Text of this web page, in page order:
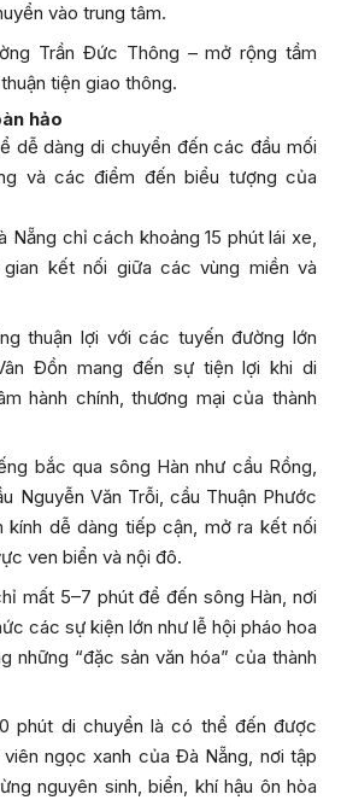
vào trung tâm.
Trần Đức Thông – mở rộng tầm
tiện giao thông.
hảo
dễ dàng di chuyển đến các đầu mối
và các điểm đến biểu tượng của
Nẵng chỉ cách khoảng 15 phút lái xe,
kết nối giữa các vùng miền và
thuận lợi với các tuyến đường lớn
Đồn mang đến sự tiện lợi khi di
hành chính, thương mại của thành
bắc qua sông Hàn như cầu Rồng,
Nguyễn Văn Trỗi, cầu Thuận Phước
kính dễ dàng tiếp cận, mở ra kết nối
ven biển và nội đô.
mất 5–7 phút để đến sông Hàn, nơi
các sự kiện lớn như lễ hội pháo hoa
những “đặc sản văn hóa” của thành
phút di chuyển là có thể đến được
ngọc xanh của Đà Nẵng, nơi tập
nguyên sinh, biển, khí hậu ôn hòa